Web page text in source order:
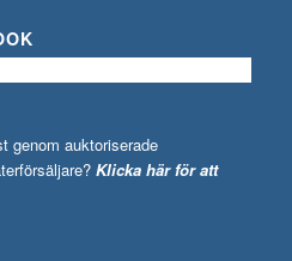
genom auktoriserade
Klicka här för att